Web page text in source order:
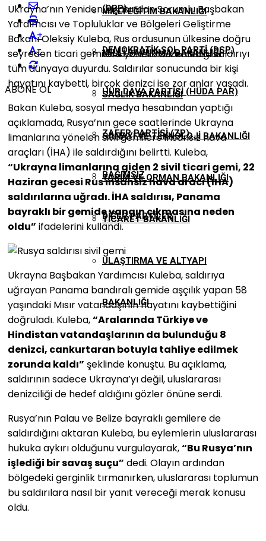
(DBP)
DEMOKRATIK SOL PARTI (DSP)
HÜR DAVA PARTISI (HÜDA PAR)
ZAFER PARTISI (ZP)
BAĞIMSIZ
DIĞER PARTILER
MILLI EĞITIM BAKANLIĞI
MILLI SAVUNMA BAKANLIĞI
SAĞLIK BAKANLIĞI
SANAYI VE TEKNOLOJI BAKANLIĞI
TARIM VE ORMAN BAKANLIĞI
TICARET BAKANLIĞI
ULAŞTIRMA VE ALTYAPI
BAKANLIĞI
+
-
ABONE OL
Ukrayna’nın Yeniden İnşasından Sorumlu Başbakan
Yardımcısı ve Topluluklar ve Bölgeleri Geliştirme
Bakanı Oleksiy Kuleba, Rus ordusunun ülkesine doğru
seyreden ticari gemilere yönelik düzenlediği saldırıyı
tüm dünyaya duyurdu. Saldırılar sonucunda bir kişi
hayatını kaybetti, birçok denizci ise zor anlar yaşadı.
Bakan Kuleba, sosyal medya hesabından yaptığı
açıklamada, Rusya’nın gece saatlerinde Ukrayna
limanlarına yönelen sivil gemilere insansız hava
araçları (İHA) ile saldırdığını belirtti. Kuleba,
“Ukrayna limanlarına giden 2 sivil ticari gemi, 22
Haziran gecesi Rus insansız hava aracı (İHA)
saldırılarına uğradı. İHA saldırısı, Panama
bayraklı bir gemide yangın çıkmasına neden
oldu” ifadelerini kullandı.
Ukrayna Başbakan Yardımcısı Kuleba, saldırıya
uğrayan Panama bandıralı gemide aşçılık yapan 58
yaşındaki Mısır vatandaşının hayatını kaybettiğini
doğruladı. Kuleba,“Aralarında Türkiye ve
Hindistan vatandaşlarının da bulunduğu 8
denizci, cankurtaran botuyla tahliye edilmek
zorunda kaldı” şeklinde konuştu. Bu açıklama,
saldırının sadece Ukrayna’yı değil, uluslararası
denizciliği de hedef aldığını gözler önüne serdi.
Rusya’nın Palau ve Belize bayraklı gemilere de
saldırdığını aktaran Kuleba, bu eylemlerin uluslararası
hukuka aykırı olduğunu vurgulayarak,“Bu Rusya’nın
işlediği bir savaş suçu” dedi. Olayın ardından
bölgedeki gerginlik tırmanırken, uluslararası toplumun
bu saldırılara nasıl bir yanıt vereceği merak konusu
oldu.